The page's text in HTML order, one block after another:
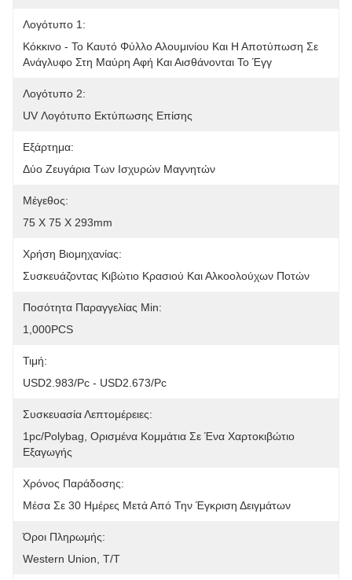
Λογότυπο 1:
Κόκκινο - Το Καυτό Φύλλο Αλουμινίου Και Η Αποτύπωση Σε
Ανάγλυφο Στη Μαύρη Αφή Και Αισθάνονται Το Έγγ
Λογότυπο 2:
UV Λογότυπο Εκτύπωσης Επίσης
Εξάρτημα:
Δύο Ζευγάρια Των Ισχυρών Μαγνητών
Μέγεθος:
75 X 75 X 293mm
Χρήση Βιομηχανίας:
Συσκευάζοντας Κιβώτιο Κρασιού Και Αλκοολούχων Ποτών
Ποσότητα Παραγγελίας Min:
1,000PCS
Τιμή:
USD2.983/pc - USD2.673/pc
Συσκευασία Λεπτομέρειες:
1pc/polybag, Ορισμένα Κομμάτια Σε Ένα Χαρτοκιβώτιο
Εξαγωγής
Χρόνος Παράδοσης:
Μέσα Σε 30 Ημέρες Μετά Από Την Έγκριση Δειγμάτων
Όροι Πληρωμής:
Western Union, T/T